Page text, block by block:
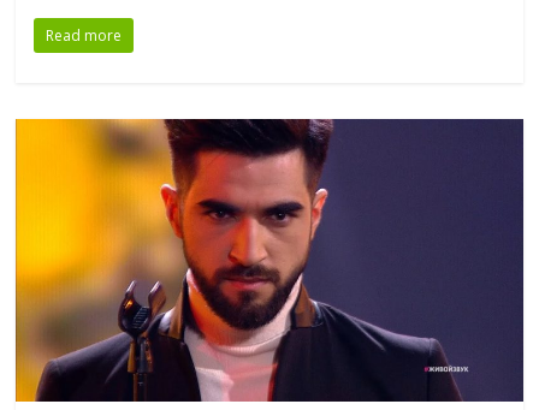
Read more